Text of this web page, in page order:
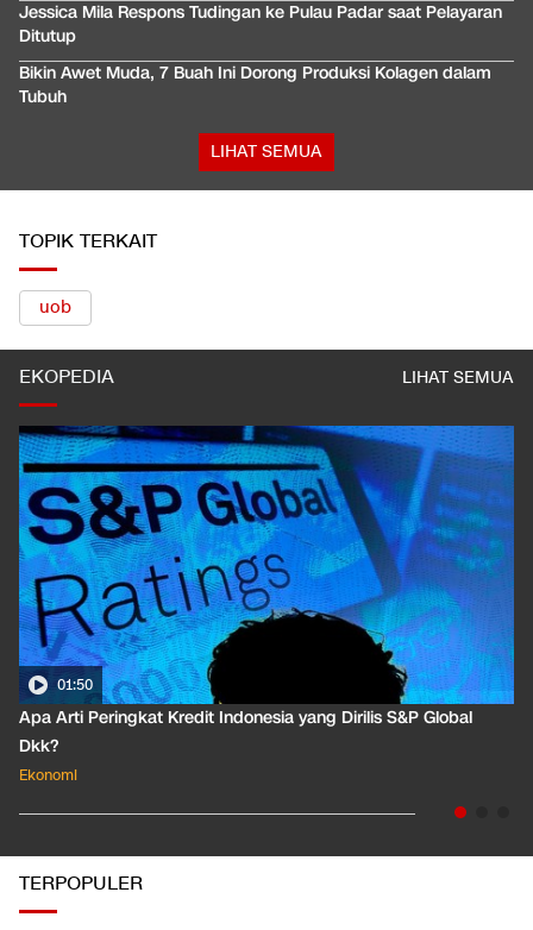
Jessica Mila Respons Tudingan ke Pulau Padar saat Pelayaran
Ditutup
Bikin Awet Muda, 7 Buah Ini Dorong Produksi Kolagen dalam
Tubuh
LIHAT SEMUA
TOPIK TERKAIT
uob
EKOPEDIA LIHAT SEMUA
01:50
Apa Arti Peringkat Kredit Indonesia yang Dirilis S&P Global
Dkk?
Ekonomi
TERPOPULER